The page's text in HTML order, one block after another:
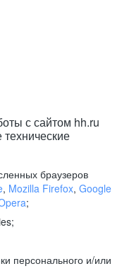
с сайтом hh.ru
браузеров
, Mozilla Firefox, Google
;
персонального и/или